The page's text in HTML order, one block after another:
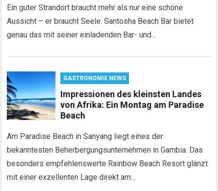
Ein guter Strandort braucht mehr als nur eine schöne
Aussicht – er braucht Seele. Santosha Beach Bar bietet
genau das mit seiner einladenden Bar- und…
GASTRONOMIE NEWS
Impressionen des kleinsten Landes
von Afrika: Ein Montag am Paradise
Beach
Am Paradise Beach in Sanyang liegt eines der
bekanntesten Beherbergungsunternehmen in Gambia. Das
besonders empfehlenswerte Rainbow Beach Resort glänzt
mit einer exzellenten Lage direkt am…